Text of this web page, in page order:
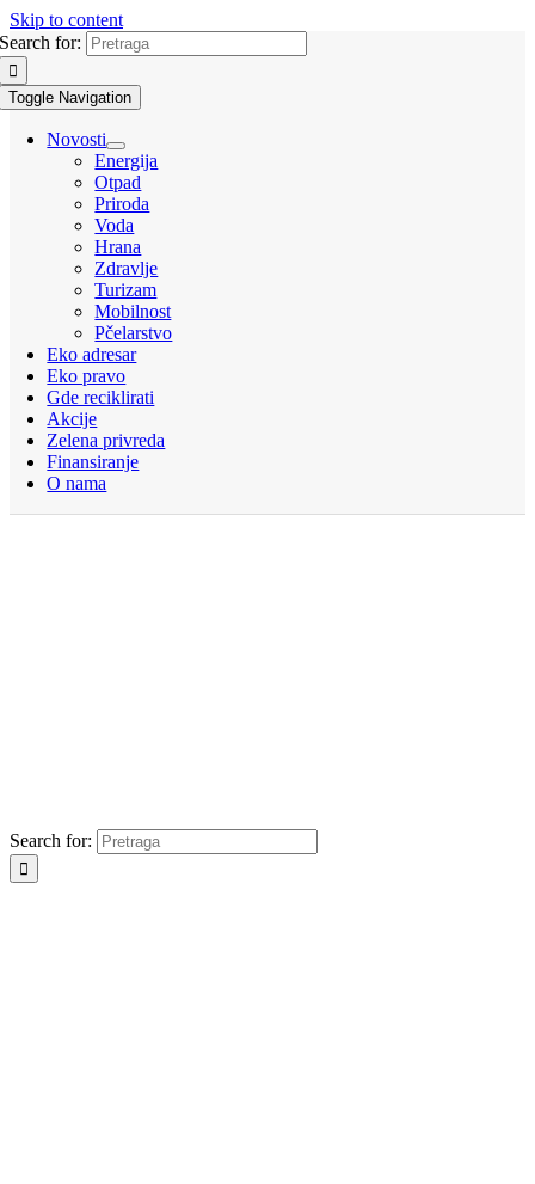
Skip to content
Search for:
Toggle Navigation
Novosti
Energija
Otpad
Priroda
Voda
Hrana
Zdravlje
Turizam
Mobilnost
Pčelarstvo
Eko adresar
Eko pravo
Gde reciklirati
Akcije
Zelena privreda
Finansiranje
O nama
Search for: